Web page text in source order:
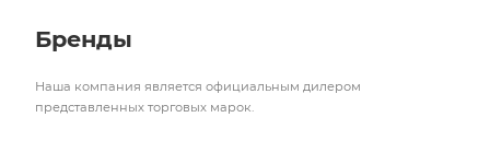
Бренды
Наша компания является официальным дилером
представленных торговых марок.